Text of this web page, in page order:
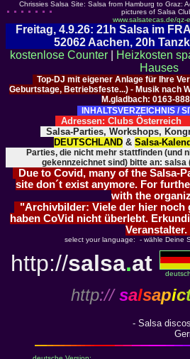
Chrissies Salsa Site: Salsa from Hamburg to Graz:
pictures of Salsa
www.salsatecas.de/qz-
Freitag, 4.9.26: 21h Salsa im
52062 Aachen, 20h
kostenlose Counter|
Heizkosten
Hauses
Top-DJ mit eigener Anlage für Ihre
Geburtstage, Betriebsfeste...) - Musik nach
M.gladbach: 0163-
INHALTSVERZEICHNIS /
Adressen: Clubs Österreich
Salsa-Parties, Workshops,
DEUTSCHLAND & Salsa-
Parties, die nicht mehr stattfinden (und
gekennzeichnet sind) bitte an: salsa
Due to Covid, many of the Salsa-
site don´t exist anymore. For
with the
"Archivbilder: Viele der hier noch
haben CoVid nicht überlebt.
Veranstalter.
select your language: - wähle Deine
http://salsa.at deutsch
http:// salsapic
- Salsa